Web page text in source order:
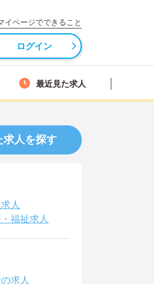
イページでできること
ログイン
最近見た求人
求人を探す
人
福祉求人
求人